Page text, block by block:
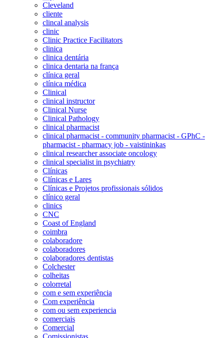
Cleveland
cliente
clincal analysis
clinic
Clinic Practice Facilitators
clinica
clinica dentária
clinica dentaria na frança
clínica geral
clínica médica
Clinical
clinical instructor
Clinical Nurse
Clinical Pathology
clinical pharmacist
clinical pharmacist - community pharmacist - GPhC -
pharmacist - pharmacy job - vaistininkas
clinical researcher associate oncology
clinical specialist in psychiatry
Clínicas
Clínicas e Lares
Clínicas e Projetos profissionais sólidos
clínico geral
clinics
CNC
Coast of England
coimbra
colaboradore
colaboradores
colaboradores dentistas
Colchester
colheitas
colorretal
com e sem experiência
Com experiência
com ou sem experiencia
comerciais
Comercial
Comissionistas